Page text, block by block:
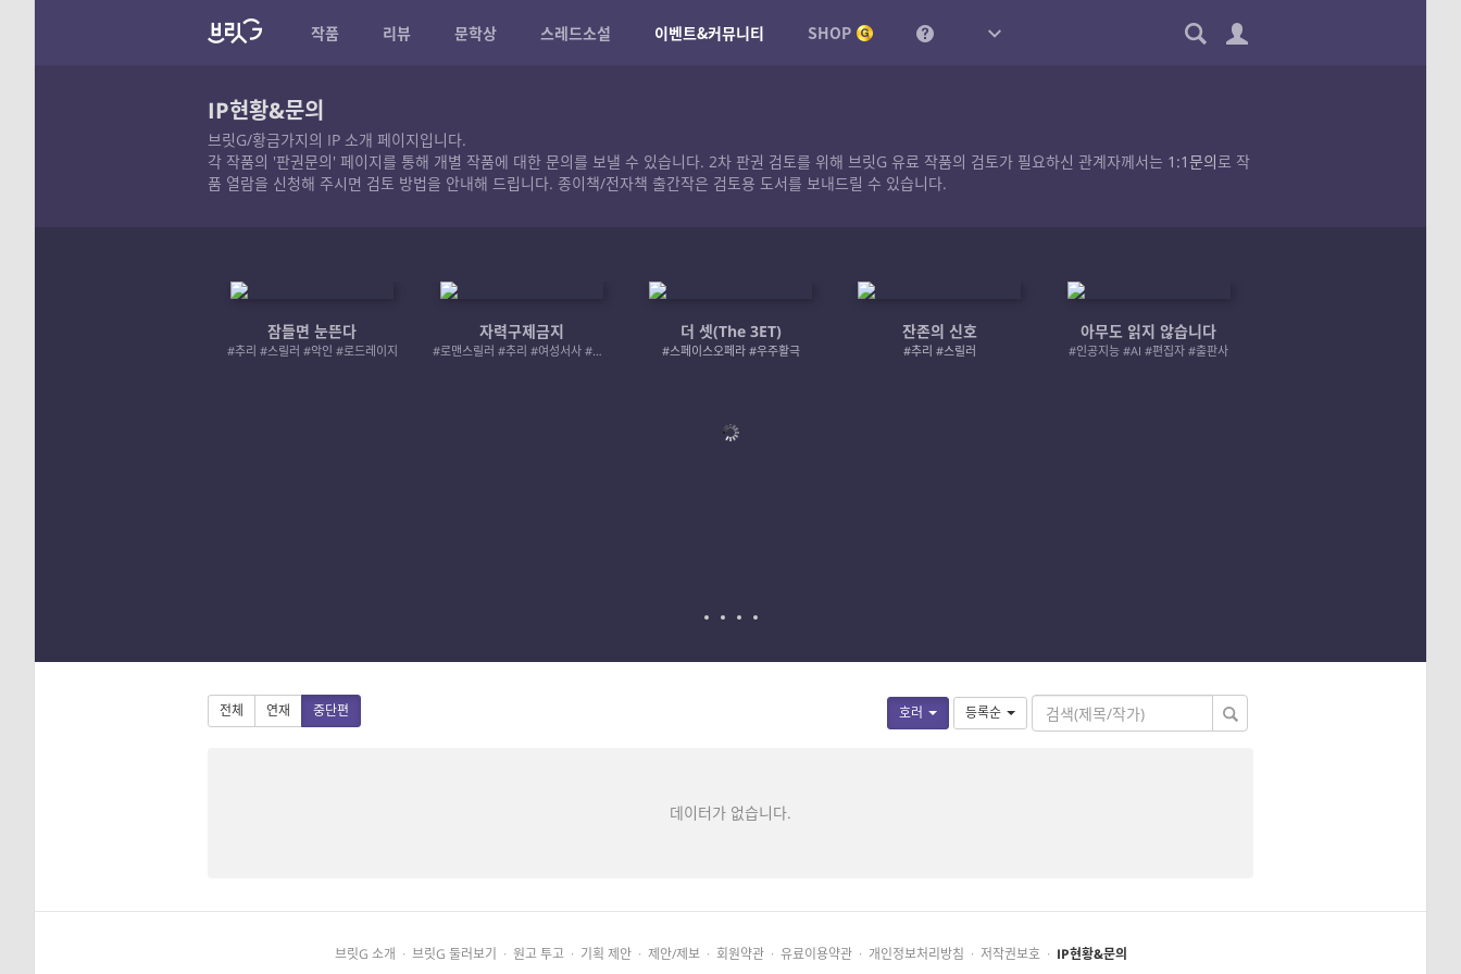
작품 리뷰 문학상 스레드소설 이벤트&커뮤니티 SHOP
IP현황&문의
브릿G/황금가지의 IP 소개 페이지입니다.
각 작품의 '판권문의' 페이지를 통해 개별 작품에 대한 문의를 보낼 수 있습니다. 2차 판권 검토를 위해 브릿G 유료 작품의 검토가 필요하신 관계자께서는 1:1문의로 작
품 열람을 신청해 주시면 검토 방법을 안내해 드립니다. 종이책/전자책 출간작은 검토용 도서를 보내드릴 수 있습니다.
잠들면 눈뜬다
#추리 #스릴러 #악인 #로드레이지
자력구제금지
#로맨스릴러 #추리 #여성서사 #사적제재
더 셋(The 3ET)
#스페이스오페라 #우주활극
잔존의 신호
#추리 #스릴러
아무도 읽지 않습니다
#인공지능 #AI #편집자 #출판사
호러 등록순
전체 연재 중단편
데이터가 없습니다.
브릿G 소개 · 브릿G 둘러보기 · 원고 투고 · 기획 제안 · 제안/제보 · 회원약관 · 유료이용약관 · 개인정보처리방침 · 저작권보호 · IP현황&문의